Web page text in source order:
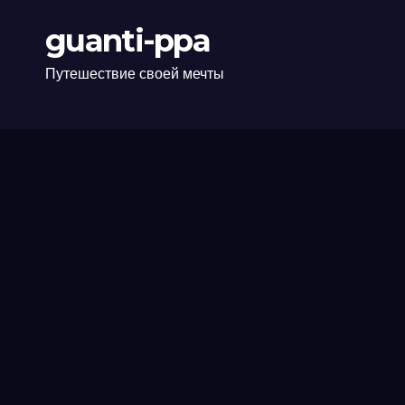
guanti-ppa
Путешествие своей мечты